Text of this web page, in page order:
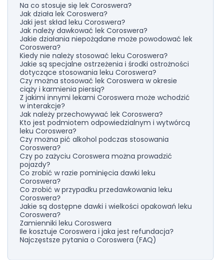
Na co stosuje się lek Coroswera?
Jak działa lek Coroswera?
Jaki jest skład leku Coroswera?
Jak należy dawkować lek Coroswera?
Jakie działania niepożądane może powodować lek
Coroswera?
Kiedy nie należy stosować leku Coroswera?
Jakie są specjalne ostrzeżenia i środki ostrożności
dotyczące stosowania leku Coroswera?
Czy można stosować lek Coroswera w okresie
ciąży i karmienia piersią?
Z jakimi innymi lekami Coroswera może wchodzić
w interakcje?
Jak należy przechowywać lek Coroswera?
Kto jest podmiotem odpowiedzialnym i wytwórcą
leku Coroswera?
Czy można pić alkohol podczas stosowania
Coroswera?
Czy po zażyciu Coroswera można prowadzić
pojazdy?
Co zrobić w razie pominięcia dawki leku
Coroswera?
Co zrobić w przypadku przedawkowania leku
Coroswera?
Jakie są dostępne dawki i wielkości opakowań leku
Coroswera?
Zamienniki leku Coroswera
Ile kosztuje Coroswera i jaka jest refundacja?
Najczęstsze pytania o Coroswera (FAQ)